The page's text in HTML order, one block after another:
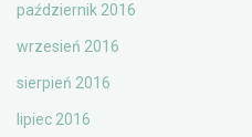
październik 2016
wrzesień 2016
sierpień 2016
lipiec 2016